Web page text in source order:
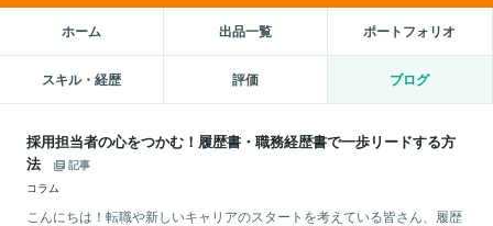
ホーム 出品一覧 ポートフォリオ
スキル・経歴 評価 ブログ
採用担当者の心をつかむ！履歴書・職務経歴書で一歩リードする方
法
記事
コラム
こんにちは！転職や新しいキャリアのスタートを考えている皆さん、履歴